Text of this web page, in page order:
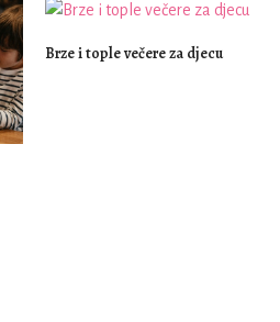
Brze i tople večere za djecu